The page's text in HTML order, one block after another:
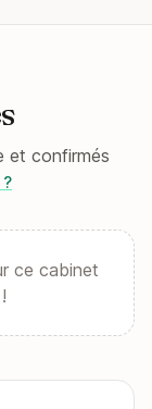
et confirmés
ce cabinet